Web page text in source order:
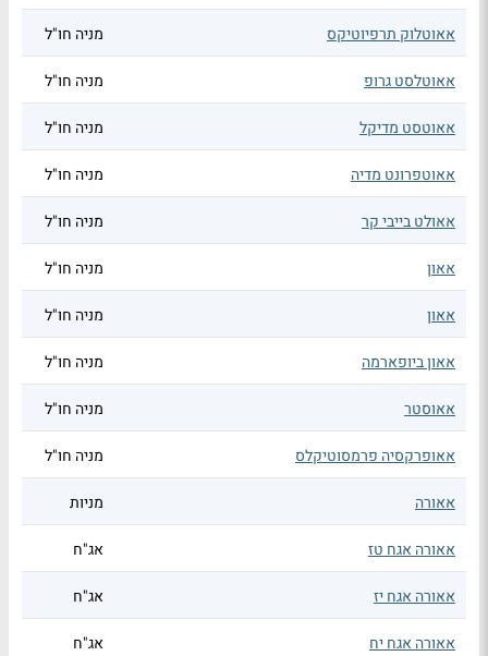
אאוטלוק תרפיוטיקס מניה חו"ל
אאוטלסט גרופ מניה חו"ל
אאוטסט מדיקל מניה חו"ל
אאוטפרונט מדיה מניה חו"ל
אאולט בייבי קר מניה חו"ל
אאון מניה חו"ל
אאון מניה חו"ל
אאון ביופארמה מניה חו"ל
אאוסטר מניה חו"ל
אאופרקסיה פרמסוטיקלס מניה חו"ל
אאורה מניות
אאורה אגח טז אג"ח
אאורה אגח יז אג"ח
אאורה אגח יח אג"ח